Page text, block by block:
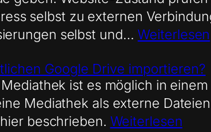
selbst zu externen
selbst und…Weiterlesen
Google Drive importieren?
ist es möglich in
Mediathek als externe
beschrieben. Weiterlesen